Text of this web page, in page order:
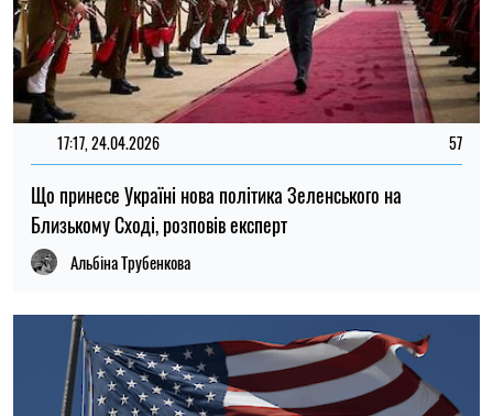
17:17, 24.04.2026 57
Що принесе Україні нова політика Зеленського на
Близькому Сході, розповів експерт
Альбіна Трубенкова